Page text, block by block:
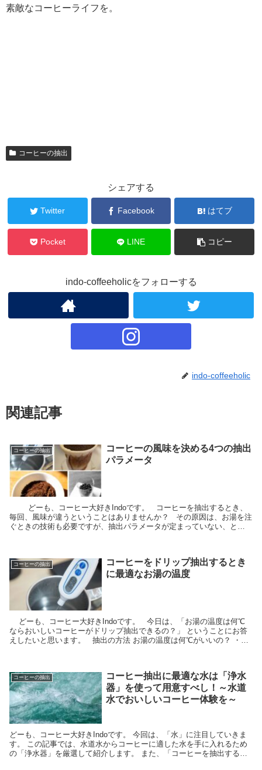
素敵なコーヒーライフを。
コーヒーの抽出
シェアする
Twitter Facebook はてブ
Pocket LINE コピー
indo-coffeeholicをフォローする
indo-coffeeholic
関連記事
コーヒーの抽出
コーヒーの風味を決める4つの抽出
パラメータ
毎回、風味が違うということはありませんか？ その原因は、お湯を注
ぐときの技術も必要ですが、抽出パラメータが定まっていない、とい
コーヒーの抽出
コーヒーをドリップ抽出するとき
に最適なお湯の温度
ならおいしいコーヒーがドリップ抽出できるの？」 ということにお答
えしたいと思います。 抽出の方法 お湯の温度は何℃がいいの？ ・な
コーヒーの抽出
コーヒー抽出に最適な水は「浄水
器」を使って用意すべし！～水道
水でおいしいコーヒー体験を～
どーも、コーヒー大好きIndoです。 今回は、「水」に注目していきま
す。 この記事では、水道水からコーヒーに適した水を手に入れるため
の「浄水器」を厳選して紹介します。 また、「コーヒーを抽出すると